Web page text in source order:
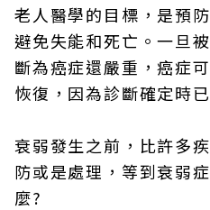
老人醫學的目標，是預
避免失能和死亡。一旦
斷為癌症還嚴重，癌症
恢復，因為診斷確定時
衰弱發生之前，比許多
防或是處理，等到衰弱
麼?